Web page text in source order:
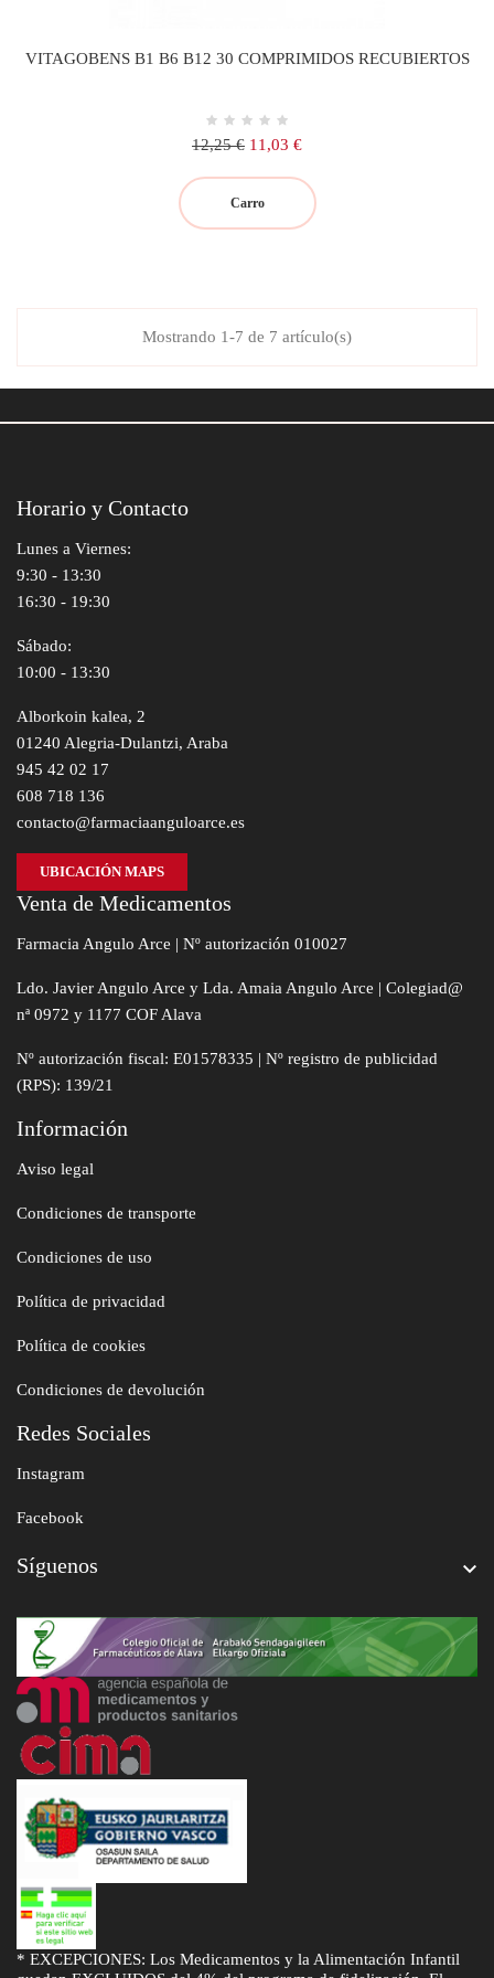
VITAGOBENS B1 B6 B12 30 COMPRIMIDOS RECUBIERTOS
Precio
12,25 € Precio
11,03 €
Carro
Mostrando 1-7 de 7 artículo(s)
Horario y Contacto
Lunes a Viernes:
9:30 - 13:30
16:30 - 19:30
Sábado:
10:00 - 13:30
Alborkoin kalea, 2
01240 Alegria-Dulantzi, Araba
945 42 02 17
608 718 136
contacto@farmaciaanguloarce.es
UBICACIÓN MAPS
Venta de Medicamentos
Farmacia Angulo Arce | Nº autorización 010027
Ldo. Javier Angulo Arce y Lda. Amaia Angulo Arce | Colegiad@
nª 0972 y 1177 COF Alava
Nº autorización fiscal: E01578335 | Nº registro de publicidad
(RPS): 139/21
Información
Aviso legal
Condiciones de transporte
Condiciones de uso
Política de privacidad
Política de cookies
Condiciones de devolución
Redes Sociales
Instagram
Facebook
Síguenos 
* EXCEPCIONES: Los Medicamentos y la Alimentación Infantil